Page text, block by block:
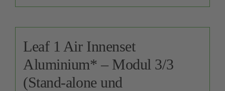
Leaf 1 Air Innenset
Aluminium* – Modul 3/3
(Stand-alone und